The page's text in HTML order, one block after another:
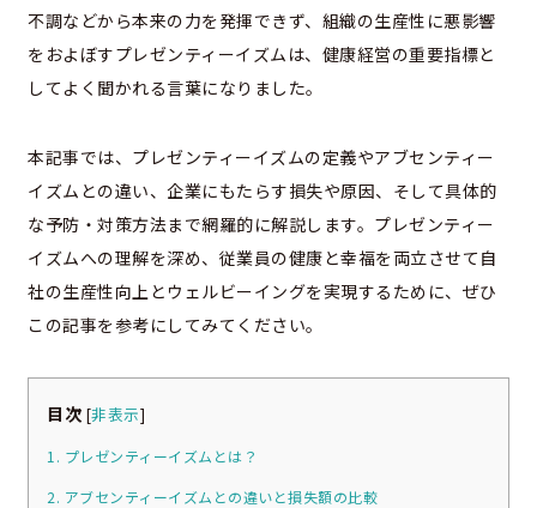
不調などから本来の力を発揮できず、組織の生産性に悪影響
をおよぼすプレゼンティーイズムは、健康経営の重要指標と
してよく聞かれる言葉になりました。
本記事では、プレゼンティーイズムの定義やアブセンティー
イズムとの違い、企業にもたらす損失や原因、そして具体的
な予防・対策方法まで網羅的に解説します。プレゼンティー
イズムへの理解を深め、従業員の健康と幸福を両立させて自
社の生産性向上とウェルビーイングを実現するために、ぜひ
この記事を参考にしてみてください。
目次 [非表示]
1. プレゼンティーイズムとは？
2. アブセンティーイズムとの違いと損失額の比較